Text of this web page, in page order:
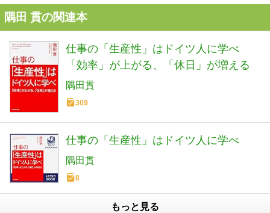
隅田 貫の関連本
仕事の「生産性」はドイツ人に学べ
「効率」が上がる、「休日」が増える
隅田貫
309
仕事の「生産性」はドイツ人に学べ
隅田貫
8
もっと見る